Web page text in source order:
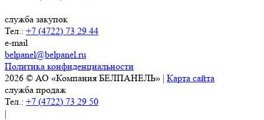
служба закупок
Тел.: +7 (4722) 73 29 44
e-mail
belpanel@belpanel.ru
Политика конфиденциальности
2026 © АО «Компания БЕЛПАНЕЛЬ» | Карта сайта
служба продаж
Тел.: +7 (4722) 73 29 50
|